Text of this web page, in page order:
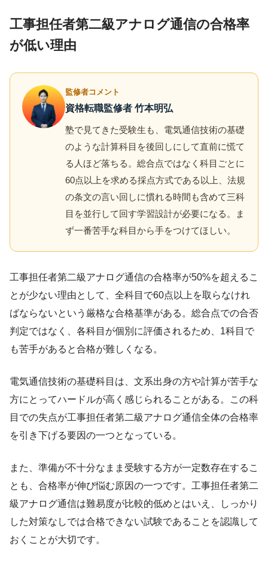
工事担任者第二級アナログ通信の合格率
が低い理由
監修者コメント
資格転職監修者 竹本明弘
塾で見てきた受験生も、電気通信技術の基礎
のような計算科目を後回しにして直前に慌て
る人ほど落ちる。総合点ではなく科目ごとに
60点以上を求める採点方式である以上、法規
の条文の言い回しに慣れる時間も含めて三科
目を並行して回す学習設計が必要になる。ま
ず一番苦手な科目から手をつけてほしい。
工事担任者第二級アナログ通信の合格率が50%を超えるこ
とが少ない理由として、全科目で60点以上を取らなけれ
ばならないという厳格な合格基準がある。総合点での合否
判定ではなく、各科目が個別に評価されるため、1科目で
も苦手があると合格が難しくなる。
電気通信技術の基礎科目は、文系出身の方や計算が苦手な
方にとってハードルが高く感じられることがある。この科
目での失点が工事担任者第二級アナログ通信全体の合格率
を引き下げる要因の一つとなっている。
また、準備が不十分なまま受験する方が一定数存在するこ
とも、合格率が伸び悩む原因の一つです。工事担任者第二
級アナログ通信は難易度が比較的低めとはいえ、しっかり
した対策なしでは合格できない試験であることを認識して
おくことが大切です。